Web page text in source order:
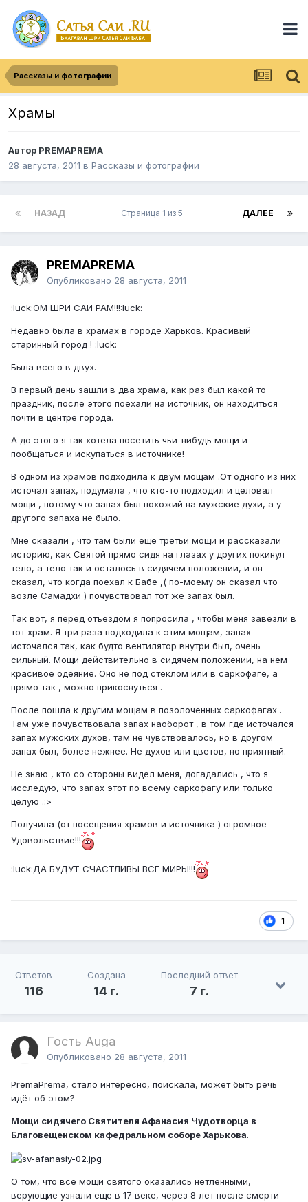
Рассказы и фотографии
Храмы
Автор PREMAPREMA
28 августа, 2011 в Рассказы и фотографии
НАЗАД ДАЛЕЕ
Страница 1 из 5
PREMAPREMA
Опубликовано 28 августа, 2011
:luck:ОМ ШРИ САИ РАМ!!!:luck:
Недавно была в храмах в городе Харьков. Красивый
старинный город ! :luck:
Была всего в двух.
В первый день зашли в два храма, как раз был какой то
праздник, после этого поехали на источник, он находиться
почти в центре города.
А до этого я так хотела посетить чьи-нибудь мощи и
пообщаться и искупаться в источнике!
В одном из храмов подходила к двум мощам .От одного из них
источал запах, подумала , что кто-то подходил и целовал
мощи , потому что запах был похожий на мужские духи, а у
другого запаха не было.
Мне сказали , что там были еще третьи мощи и рассказали
историю, как Святой прямо сидя на глазах у других покинул
тело, а тело так и осталось в сидячем положении, и он
сказал, что когда поехал к Бабе ,( по-моему он сказал что
возле Самадхи ) почувствовал тот же запах был.
Так вот, я перед отъездом я попросила , чтобы меня завезли в
тот храм. Я три раза подходила к этим мощам, запах
источался так, как будто вентилятор внутри был, очень
сильный. Мощи действительно в сидячем положении, на нем
красивое одеяние. Оно не под стеклом или в саркофаге, а
прямо так , можно прикоснуться .
После пошла к другим мощам в позолоченных саркофагах .
Там уже почувствовала запах наоборот , в том где источался
запах мужских духов, там не чувствовалось, но в другом
запах был, более нежнее. Не духов или цветов, но приятный.
Не знаю , кто со стороны видел меня, догадались , что я
исследую, что запах этот по всему саркофагу или только
целую .:>
Получила (от посещения храмов и источника ) огромное
Удовольствие!!!
:luck:ДА БУДУТ СЧАСТЛИВЫ ВСЕ МИРЫ!!!
1
Ответов
116
Создана
14 г.
Последний ответ
7 г.
Гость Auga
Опубликовано 28 августа, 2011
PremaPrema, стало интересно, поискала, может быть речь
идёт об этом?
Мощи сидячего Святителя Афанасия Чудотворца в
Благовещенском кафедральном соборе Харькова.
О том, что все мощи святого оказались нетленными,
верующие узнали еще в 17 веке, через 8 лет после смерти